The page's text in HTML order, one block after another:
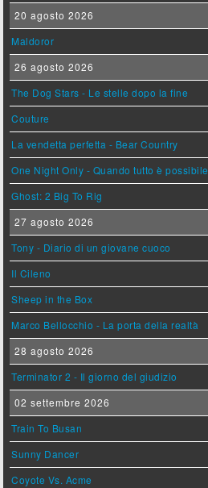
20 agosto 2026
Maldoror
26 agosto 2026
The Dog Stars - Le stelle dopo la fine
Couture
La vendetta perfetta - Bear Country
One Night Only - Quando tutto è possibile
Ghost: 2 Big To Rig
27 agosto 2026
Tony - Diario di un giovane cuoco
Il Cileno
Sheep in the Box
Marco Bellocchio - La porta della realtà
28 agosto 2026
Terminator 2 - Il giorno del giudizio
02 settembre 2026
Train To Busan
Sunny Dancer
Coyote Vs. Acme